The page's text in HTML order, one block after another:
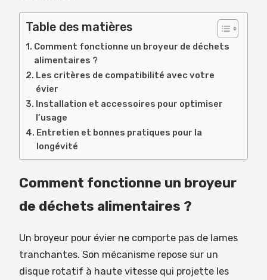
Table des matières
Comment fonctionne un broyeur de déchets
alimentaires ?
Les critères de compatibilité avec votre
évier
Installation et accessoires pour optimiser
l’usage
Entretien et bonnes pratiques pour la
longévité
Comment fonctionne un broyeur
de déchets alimentaires ?
Un broyeur pour évier ne comporte pas de lames
tranchantes. Son mécanisme repose sur un
disque rotatif à haute vitesse qui projette les